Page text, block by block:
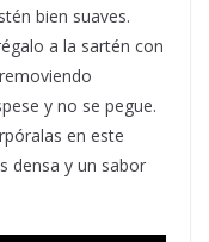
bien suaves.
a la sartén con
y no se pegue.
en este
densa y un sabor